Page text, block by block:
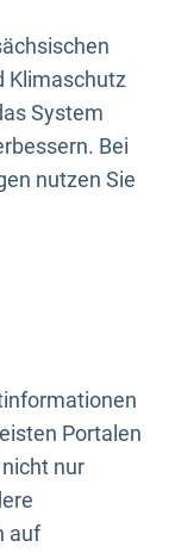
Klimaschutz
System
Bei
nutzen Sie
Portalen
nur
auf